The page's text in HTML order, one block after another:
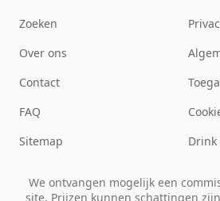
Zoeken
Over ons
Contact
FAQ
Sitemap
We ontvangen mogelijk een
site. Prijzen kunnen schattingen